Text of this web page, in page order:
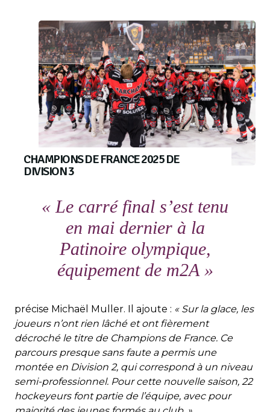
CHAMPIONS DE FRANCE 2025 DE
DIVISION 3
« Le carré final s’est tenu
en mai dernier à la
Patinoire olympique,
équipement de m2A »
précise Michaël Muller. Il ajoute : « Sur la glace, les
joueurs n’ont rien lâché et ont fièrement
décroché le titre de Champions de France. Ce
parcours presque sans faute a permis une
montée en Division 2, qui correspond à un niveau
semi-professionnel. Pour cette nouvelle saison, 22
hockeyeurs font partie de l’équipe, avec pour